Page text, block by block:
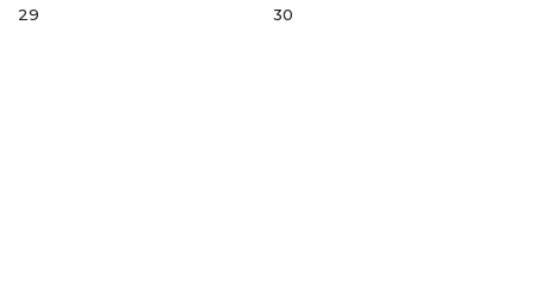
29 30